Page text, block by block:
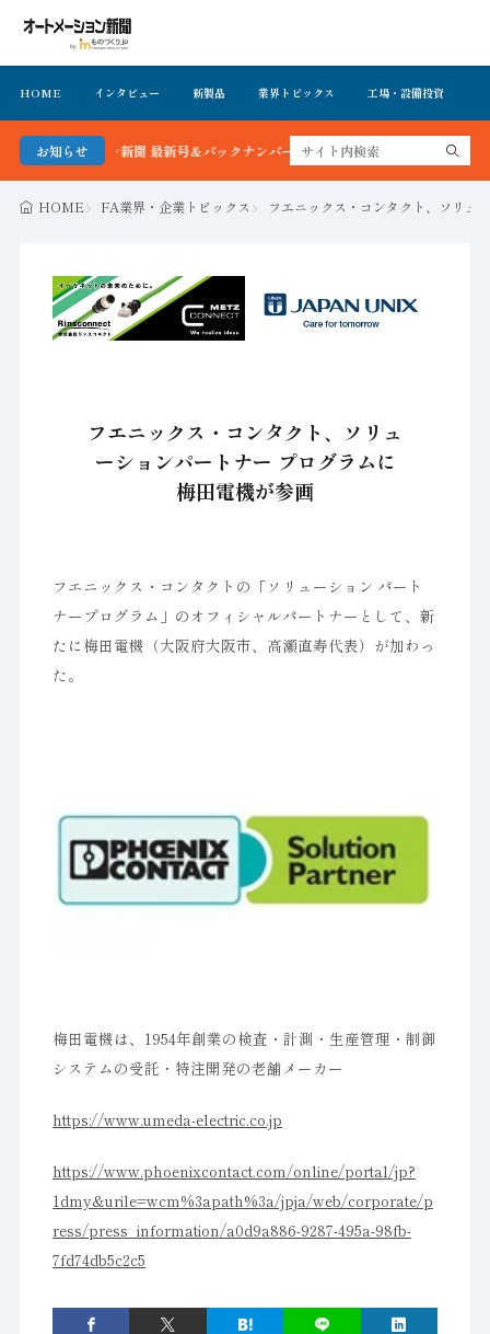
HOME インタビュー 新製品 業界トピックス 工場・設備投資
お知らせ
ーション新聞 最新号＆バックナンバーを無料で公開中 詳細はこちら
HOME FA業界・企業トピックス フエニックス・コンタクト、ソリュ
フエニックス・コンタクト、ソリュ
ーションパートナー プログラムに
梅田電機が参画
フエニックス・コンタクトの「ソリューション パート
ナープログラム」のオフィシャルパートナーとして、新
たに梅田電機（大阪府大阪市、高瀬直寿代表）が加わっ
た。
梅田電機は、1954年創業の検査・計測・生産管理・制御
システムの受託・特注開発の老舗メーカー
https://www.umeda-electric.co.jp
https://www.phoenixcontact.com/online/portal/jp?
1dmy&urile=wcm%3apath%3a/jpja/web/corporate/p
ress/press_information/a0d9a886-9287-495a-98fb-
7fd74db5c2c5